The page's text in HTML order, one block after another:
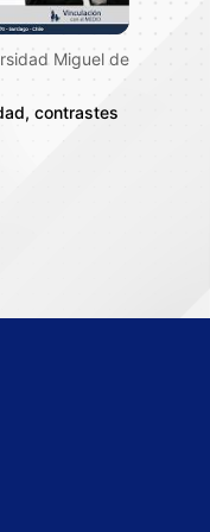
Miguel de
contrastes
enfoque de
C.